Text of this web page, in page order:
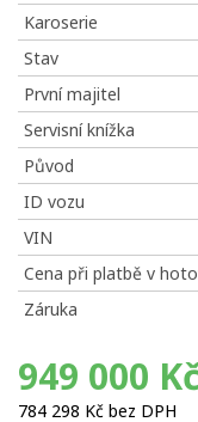
Karoserie
Stav
První majitel
Servisní knížka
Původ
ID vozu
VIN
Cena při platbě v
Záruka
949 000
784 298 Kč bez DPH